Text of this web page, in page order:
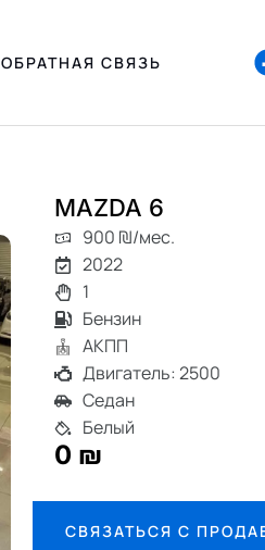
ОБРАТНАЯ СВЯЗЬ
MAZDA 6
900 ₪/мес.
2022
1
Бензин
АКПП
Двигатель: 2500
Седан
Белый
0 ₪
СВЯЗАТЬСЯ С